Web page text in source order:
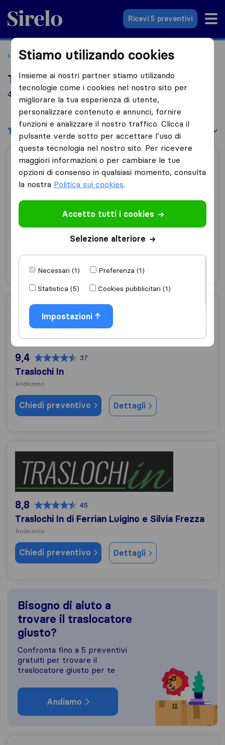
Sirelo.it
Ricevi 5 preventivi
Home Le 10 migliori aziende di traslochi in Italia
Top 10 traslocatori a Chieri
4 aziende di traslochi trovate a Chieri
Filtri Filtra per:
Traslochi Mazzarà Cosimo
133
Traslochi Mazzarà Cosimo
Chiedi preventivo Dettagli
Traslochi In
9,4 37
Traslochi In
Andezeno
Chiedi preventivo Dettagli
8,8 45
Traslochi In di Ferrian Luigino e Silvia Frezza
Andezeno
Chiedi preventivo Dettagli
Bisogno di aiuto a
trovare il traslocatore
giusto?
Confronta fino a 5 preventivi
gratuiti per trovare il
traslocatore giusto per te
Andiamo
Stiamo utilizando cookies
Insieme ai nostri partner stiamo utilizando
tecnologie come i cookies nel nostro sito per
migliorare la tua esperienza di utente,
personalizzare contenuto e annunci, fornire
funzioni e analizzare il nostro traffico. Clicca il
pulsante verde sotto per accettare l’uso di
questa tecnologia nel nostro sito. Per ricevere
maggiori informazioni o per cambiare le tue
opzioni di consenso in qualsiasi momento, consulta
la nostra Politica sui cookies.
Accetto tutti i cookies
Selezione alteriore
Necessari (1)
Preferenza (1)
Statistica (5)
Cookies pubblicitari (1)
Impostazioni